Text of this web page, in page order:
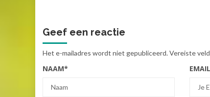
Geef een reactie
Het e-mailadres wordt niet gepubliceerd.Vereiste
NAAM* EMAIL